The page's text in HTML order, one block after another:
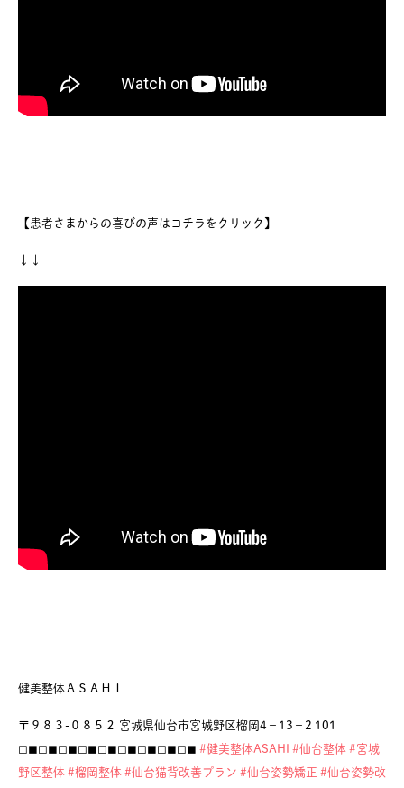
【患者さまからの喜びの声はコチラをクリック】
↓↓
健美整体ＡＳＡＨＩ
〒９８３-０８５２ 宮城県仙台市宮城野区榴岡4−13−2 101
◻︎◼︎◻︎◼︎◻︎◼︎◻︎◼︎◻︎◼︎◻︎◼︎◻︎◼︎◻︎◼︎◻︎◼︎ #健美整体ASAHI #仙台整体 #宮城
野区整体 #榴岡整体 #仙台猫背改善プラン #仙台姿勢矯正 #仙台姿勢改